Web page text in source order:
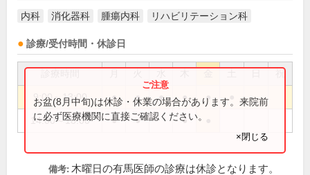
内科 消化器科 腫瘍内科 リハビリテーション科
診療/受付時間・休診日
祝
9:00～13:00 ● ● ● ● ●
14:00～18:00 ● ● ●
お盆(8月中旬)は休診・休業の場合があります。来院前
に必ず医療機関に直接ご確認ください。
×閉じる
備考: 木曜日の有馬医師の診療は休診となります。